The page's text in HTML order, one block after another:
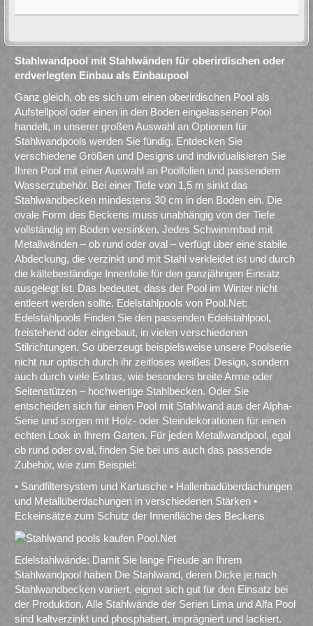
Stahlwandpool mit Stahlwänden für oberirdischen oder
erdverlegten Einbau als Einbaupool
Ganz gleich, ob es sich um einen oberirdischen Pool als
Aufstellpool oder einen in den Boden eingelassenen Pool
handelt, in unserer großen Auswahl an Optionen für
Stahlwandpools werden Sie fündig. Entdecken Sie
verschiedene Größen und Designs und individualisieren Sie
Ihren Pool mit einer Auswahl an Poolfolien und passendem
Wasserzubehör. Bei einer Tiefe von 1,5 m sinkt das
Stahlwandbecken mindestens 30 cm in den Boden ein. Die
ovale Form des Beckens muss unabhängig von der Tiefe
vollständig im Boden versinken. Jedes Schwimmbad mit
Metallwänden – ob rund oder oval – verfügt über eine stabile
Abdeckung, die verzinkt und mit Stahl verkleidet ist und durch
die kältebeständige Innenfolie für den ganzjährigen Einsatz
ausgelegt ist. Das bedeutet, dass der Pool im Winter nicht
entleert werden sollte. Edelstahlpools von Pool.Net:
Edelstahlpools Finden Sie den passenden Edelstahlpool,
freistehend oder eingebaut, in vielen verschiedenen
Stilrichtungen. So überzeugt beispielsweise unsere Poolserie
nicht nur optisch durch ihr zeitloses weißes Design, sondern
auch durch viele Extras, wie besonders breite Arme oder
Seitenstützen – hochwertige Stahlbecken. Oder Sie
entscheiden sich für einen Pool mit Stahlwand aus der Alpha-
Serie und sorgen mit Holz- oder Steindekorationen für einen
echten Look in Ihrem Garten. Für jeden Metallwandpool, egal
ob rund oder oval, finden Sie bei uns auch das passende
Zubehör, wie zum Beispiel:
• Sandfiltersystem und Kartusche • Hallenbadüberdachungen
und Metallüberdachungen in verschiedenen Stärken •
Eckeinsätze zum Schutz der Innenfläche des Beckens
Edelstahlwände: Damit Sie lange Freude an Ihrem
Stahlwandpool haben Die Stahlwand, deren Dicke je nach
Stahlwandbecken variiert, eignet sich gut für den Einsatz bei
der Produktion. Alle Stahlwände der Serien Lima und Alfa Pool
sind kaltverzinkt und phosphatiert, imprägniert und lackiert.